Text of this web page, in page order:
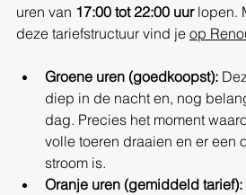
uren van 17:00 tot 22:00 uur lopen.
deze tariefstructuur vind je op
Groene uren (goedkoopst):
diep in de nacht en, nog
dag. Precies het moment
volle toeren draaien en er een
stroom is.
Oranje uren (gemiddeld tarief):